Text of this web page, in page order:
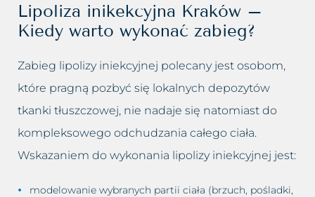
Lipoliza inikekcyjna Kraków –
Kiedy warto wykonać zabieg?
Zabieg lipolizy iniekcyjnej polecany jest osobom,
które pragną pozbyć się lokalnych depozytów
tkanki tłuszczowej, nie nadaje się natomiast do
kompleksowego odchudzania całego ciała.
Wskazaniem do wykonania lipolizy iniekcyjnej jest:
modelowanie wybranych partii ciała (brzuch, pośladki,